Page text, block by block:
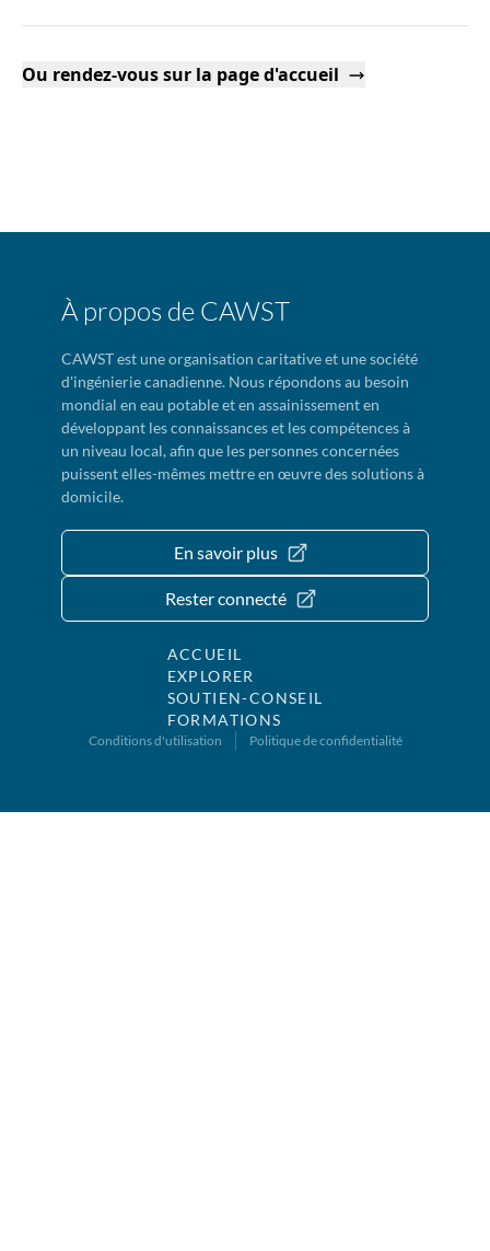
Ou rendez-vous sur la page d'accueil
À propos de CAWST
CAWST est une organisation caritative et une société
d'ingénierie canadienne. Nous répondons au besoin
mondial en eau potable et en assainissement en
développant les connaissances et les compétences à
un niveau local, afin que les personnes concernées
puissent elles-mêmes mettre en œuvre des solutions à
domicile.
En savoir plus
Rester connecté
ACCUEIL
EXPLORER
SOUTIEN-CONSEIL
FORMATIONS
Conditions d'utilisation Politique de confidentialité